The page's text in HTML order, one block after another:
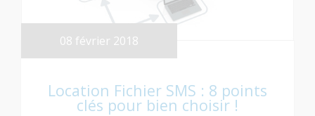
08 février 2018
Location Fichier SMS : 8 points
clés pour bien choisir !